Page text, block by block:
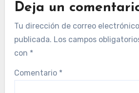
Deja un
Tu dirección de correo
publicada. Los campos
con *
Comentario *